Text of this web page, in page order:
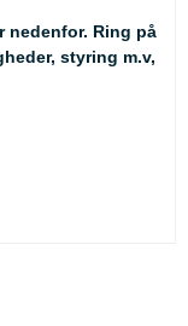
nedenfor. Ring på
styring m.v,